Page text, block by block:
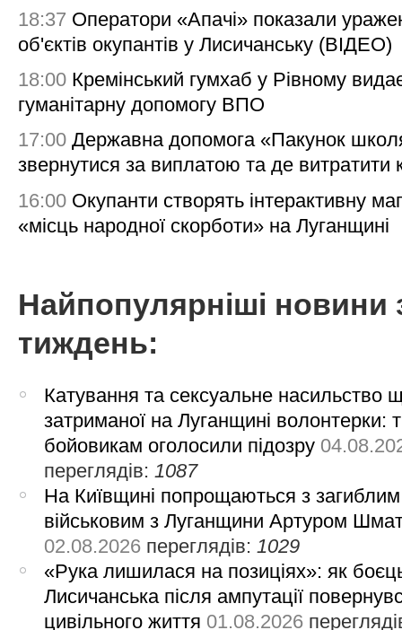
18:37 Оператори «Апачі» показали
об'єктів окупантів у Лисичанську (ВІДЕО)
18:00 Кремінський гумхаб у Рівному
гуманітарну допомогу ВПО
17:00 Державна допомога «Пакунок
звернутися за виплатою та де витратити
16:00 Окупанти створять інтерактивну
«місць народної скорботи» на Луганщині
Найпопулярніші новини
тиждень:
Катування та сексуальне насильство
затриманої на Луганщині волонтерки:
бойовикам оголосили підозру
переглядів: 1087
На Київщині попрощаються з загиблим
військовим з Луганщини Артуром
02.08.2026 переглядів: 1029
«Рука лишилася на позиціях»: як
Лисичанська після ампутації
цивільного життя 01.08.2026